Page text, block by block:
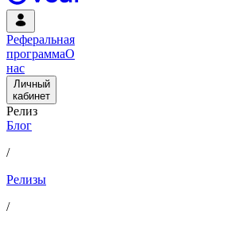
Реферальная
программаО
нас
Личный
кабинет
Релиз
Блог
/
Релизы
/